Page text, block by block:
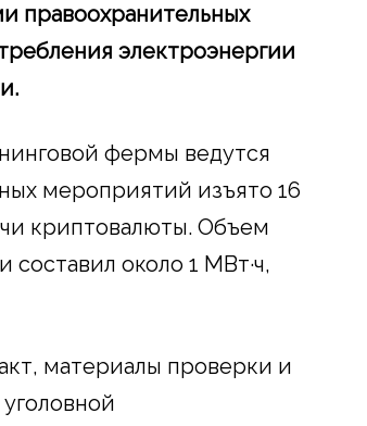
правоохранительных
электроэнергии
фермы ведутся
мероприятий изъято 16
криптовалюты. Объем
составил около 1 МВт·ч,
материалы проверки и